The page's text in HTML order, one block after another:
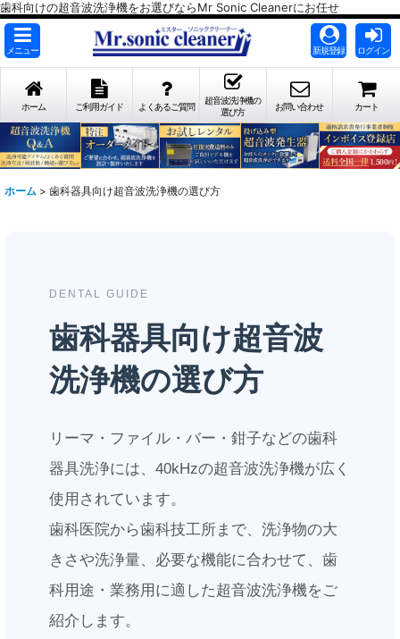
歯科向けの超音波洗浄機をお選びならMr Sonic Cleanerにお任せ
メニュー 新規登録 ログイン
ホーム ご利用ガイド よくあるご質問
超音波洗浄機の
選び方
お問い合わせ カート
ホーム > 歯科器具向け超音波洗浄機の選び方
DENTAL GUIDE
歯科器具向け超音波
洗浄機の選び方
リーマ・ファイル・バー・鉗子などの歯科
器具洗浄には、40kHzの超音波洗浄機が広く
使用されています。
歯科医院から歯科技工所まで、洗浄物の大
きさや洗浄量、必要な機能に合わせて、歯
科用途・業務用に適した超音波洗浄機をご
紹介します。